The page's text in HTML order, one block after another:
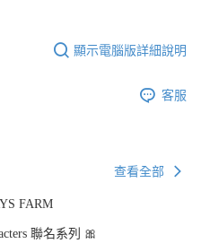
顯示電腦版詳細說明
客服
查看全部
FARM
聯名系列 🎀